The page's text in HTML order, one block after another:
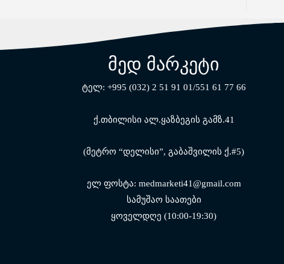
მედ მარკეტი
ტელ: +995 (032) 2 51 91 01/551 61 77 66
ქ.თბილისი ალ.ყაზბეგის გამზ.41
(მეტრო “დელისი”, გაბაშვილის ქ.#5)
ელ ფოსტა: medmarketi41@gmail.com
სამუშაო საათები
ყოველდღე (10:00-19:30)